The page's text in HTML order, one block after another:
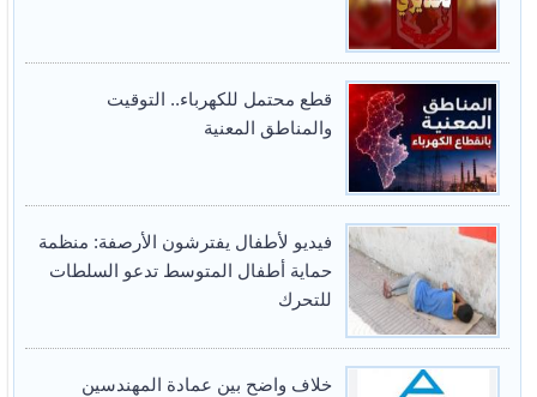
قطع محتمل للكهرباء.. التوقيت
والمناطق المعنية
فيديو لأطفال يفترشون الأرصفة: منظمة
حماية أطفال المتوسط تدعو السلطات
للتحرك
خلاف واضح بين عمادة المهندسين